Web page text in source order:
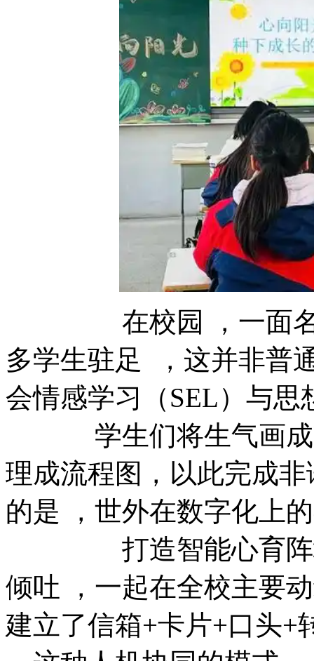
在校园 ，一面名
多学生驻足  ，这并非普
会情感学习（SEL）与思
学生们将生气画成带
理成流程图，以此完
的是 ，世外在数字化上的
打造智能心育阵地 
倾吐 ，一起在全校主要
建立了信箱+卡片+口